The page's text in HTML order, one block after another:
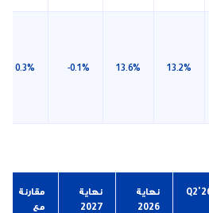
13.2%
13.6%
-0.1%
0.3%
نهاية
2026
نهاية
2027
مقارنة
مع